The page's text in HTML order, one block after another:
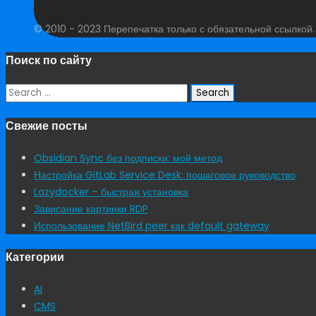
© 2010 - 2023 Перепечатка только с обязательной
Поиск по сайту
Search
Свежие посты
Obsidian Sync без подписки: мой метод
Настройка GitLab Service Desk: пошаговое руководство
Lazydocker – быстрая установка
Зависание картинки RDP
Использование NetBird peer как default gateway
Категории
AI
CMS